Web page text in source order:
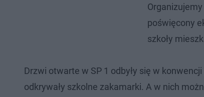
poświęcony
szkoły
Drzwi otwarte w SP 1 odbyły się w
odkrywały szkolne zakamarki. A w nich